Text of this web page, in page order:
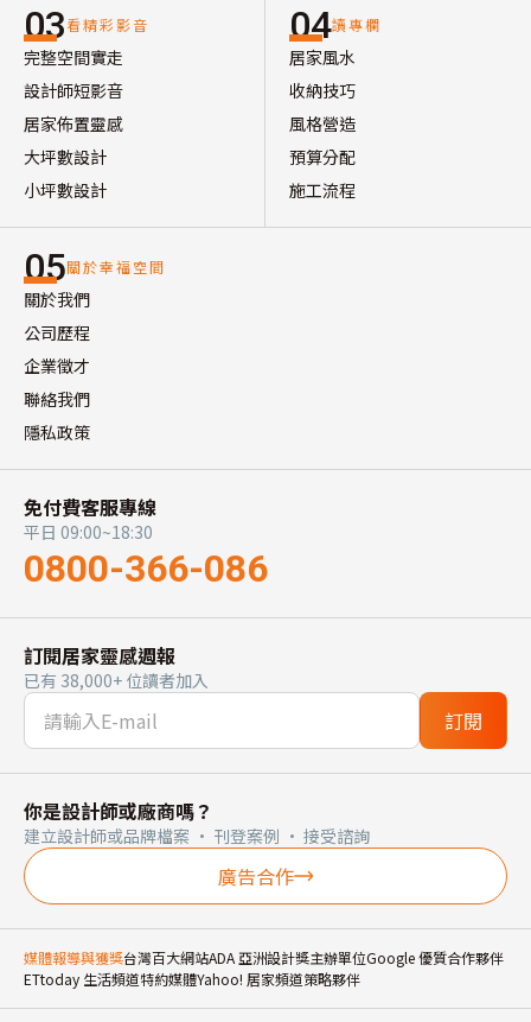
03看精彩影音
完整空間實走
設計師短影音
居家佈置靈感
大坪數設計
小坪數設計
04讀專欄
居家風水
收納技巧
風格營造
預算分配
施工流程
05關於幸福空間
關於我們
公司歷程
企業徵才
聯絡我們
隱私政策
免付費客服專線
平日 09:00~18:30
0800-366-086
訂閱居家靈感週報
已有 38,000+ 位讀者加入
訂閱
你是設計師或廠商嗎？
建立設計師或品牌檔案 · 刊登案例 · 接受諮詢
廣告合作
媒體報導與獲獎台灣百大網站ADA 亞洲設計獎主辦單位Google 優質合作夥伴
ETtoday 生活頻道特約媒體Yahoo! 居家頻道策略夥伴